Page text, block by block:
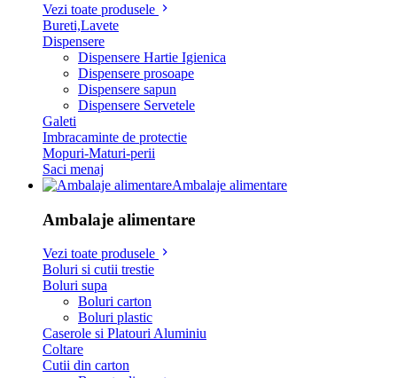
Vezi toate produsele
Bureti,Lavete
Dispensere
Dispensere Hartie Igienica
Dispensere prosoape
Dispensere sapun
Dispensere Servetele
Galeti
Imbracaminte de protectie
Mopuri-Maturi-perii
Saci menaj
Ambalaje alimentare
Ambalaje alimentare
Vezi toate produsele
Boluri si cutii trestie
Boluri supa
Boluri carton
Boluri plastic
Caserole si Platouri Aluminiu
Coltare
Cutii din carton